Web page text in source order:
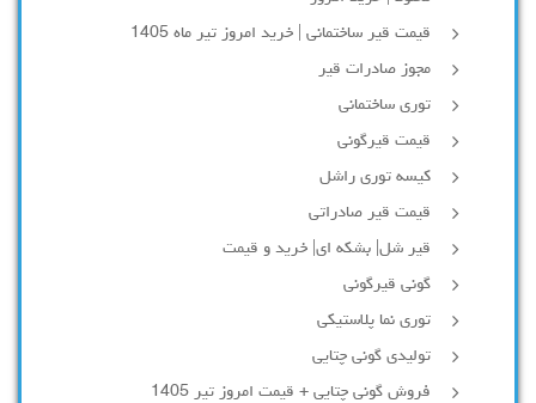
قیمت قیر ساختمانی | خرید امروز تیر ماه 1405
مجوز صادرات قیر
توری ساختمانی
قیمت قیرگونی
کیسه توری راشل
قیمت قیر صادراتی
قیر شل| بشکه ای| خرید و قیمت
گونی قیرگونی
توری نما پلاستیکی
تولیدی گونی چتایی
فروش گونی چتایی + قیمت امروز تیر 1405